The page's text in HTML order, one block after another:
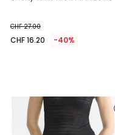
CHF 27.00
CHF 16.20 -40%